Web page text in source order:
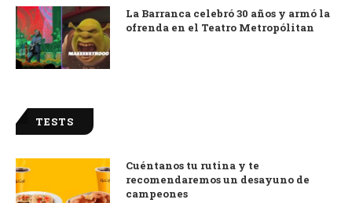
La Barranca celebró 30 años y armó la
ofrenda en el Teatro Metropólitan
TESTS
Cuéntanos tu rutina y te
recomendaremos un desayuno de
campeones